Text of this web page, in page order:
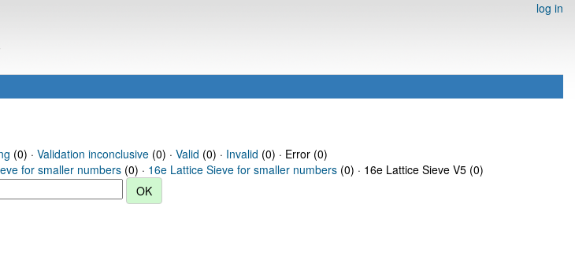
log in
(0) · Validation inconclusive(0) · Valid (0) · Invalid (0) · Error (0)
for smaller numbers (0) · 16e Lattice Sieve for smaller numbers (0) · 16e Lattice Sieve V5 (0)